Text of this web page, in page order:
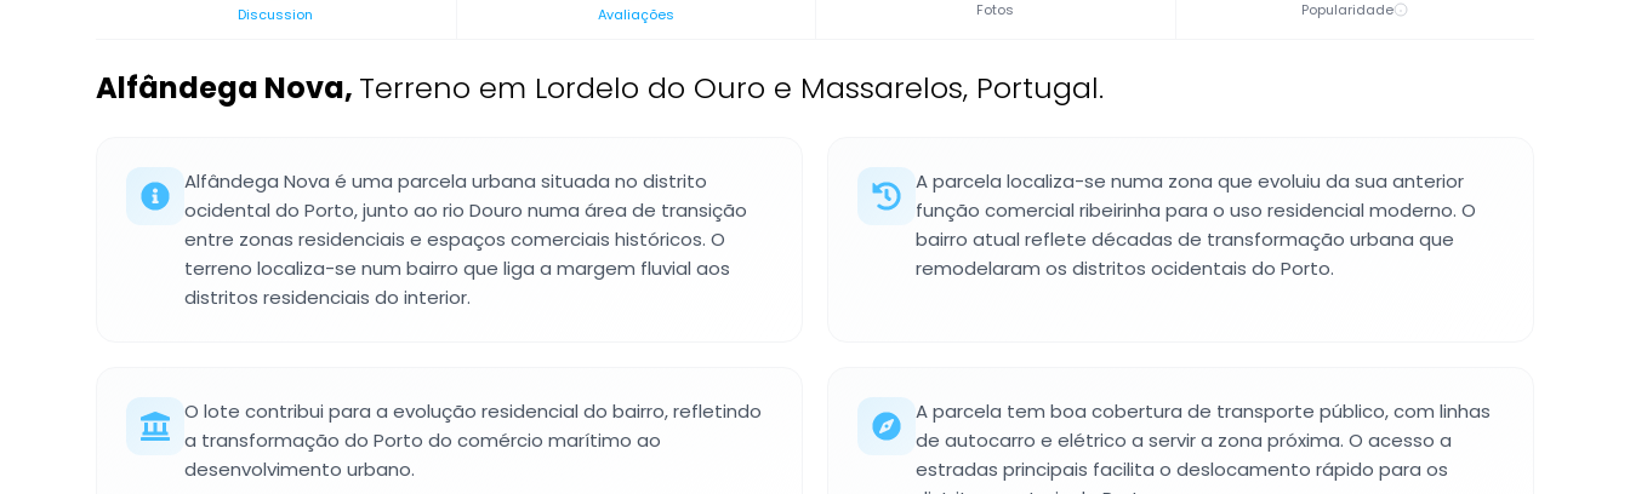
Discussion Avaliações Fotos Popularidade
Alfândega Nova, Terreno em Lordelo do Ouro e Massarelos, Portugal.
Alfândega Nova é uma parcela urbana situada no distrito
ocidental do Porto, junto ao rio Douro numa área de transição
entre zonas residenciais e espaços comerciais históricos. O
terreno localiza-se num bairro que liga a margem fluvial aos
distritos residenciais do interior.
A parcela localiza-se numa zona que evoluiu da sua anterior
função comercial ribeirinha para o uso residencial moderno. O
bairro atual reflete décadas de transformação urbana que
remodelaram os distritos ocidentais do Porto.
O lote contribui para a evolução residencial do bairro, refletindo
a transformação do Porto do comércio marítimo ao
desenvolvimento urbano.
A parcela tem boa cobertura de transporte público, com linhas
de autocarro e elétrico a servir a zona próxima. O acesso a
estradas principais facilita o deslocamento rápido para os